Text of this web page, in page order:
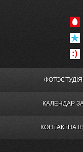
ФОТОСТУДІЯ
КАЛЕНДАР
КОНТАКТНА